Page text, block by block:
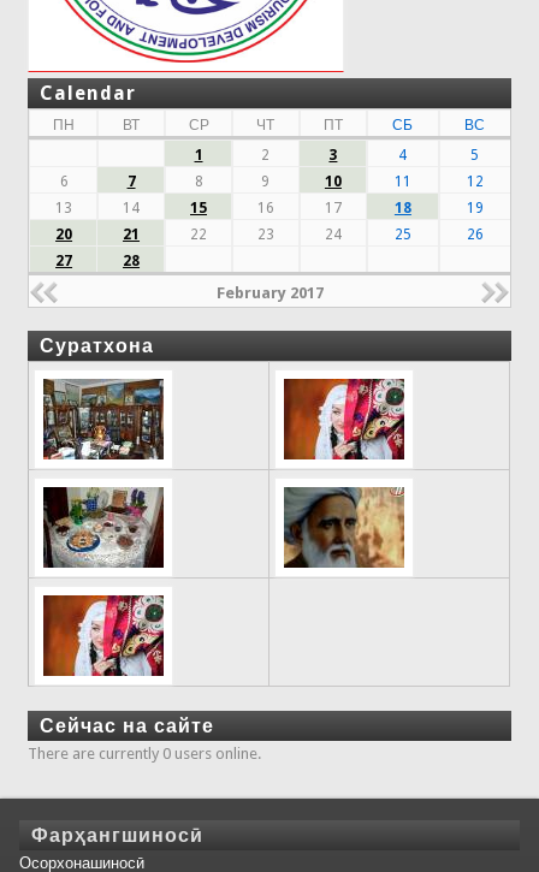
Calendar
ПН ВТ СР ЧТ ПТ СБ
ВС
1
2 3 4
5
6
7 8 9 10 11
12
13
14 15 16 17 18
19
20
21 22 23 24 25
26
27
28
February 2017
Суратхона
Сейчас на сайте
There are currently 0 users online.
Фарҳангшиносӣ
Осорхонашиносӣ